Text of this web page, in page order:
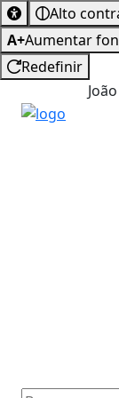
Alto
A+Aumentar
Redefinir